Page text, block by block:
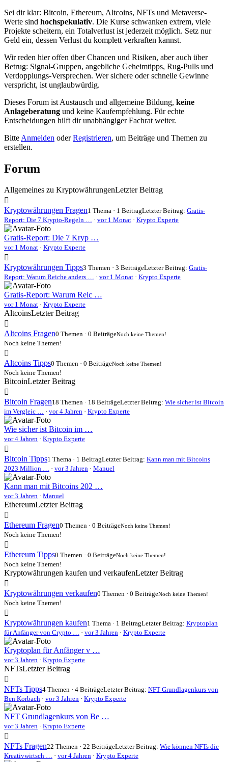
Sei dir klar: Bitcoin, Ethereum, Altcoins, NFTs und Metaverse-
Werte sind hochspekulativ. Die Kurse schwanken extrem, viele
Projekte scheitern, ein Totalverlust ist jederzeit möglich. Setz nur
Geld ein, dessen Verlust du komplett verkraften kannst.
Wir reden hier offen über Chancen und Risiken, aber auch über
Betrug: Signal-Gruppen, angebliche Geheimtipps, Rug-Pulls und
Verdopplungs-Versprechen. Wer sichere oder schnelle Gewinne
verspricht, ist unglaubwürdig.
Dieses Forum ist Austausch und allgemeine Bildung, keine
Anlageberatung und keine Kaufempfehlung. Für echte
Entscheidungen hilft dir unabhängiger Fachrat weiter.
Bitte Anmelden oderRegistrieren, um Beiträge und Themen zu
erstellen.
Forum
Allgemeines zu KryptowährungenLetzter Beitrag
Kryptowährungen Fragen1 Thema · 1 BeitragLetzter Beitrag: Gratis-
Report: Die 7 Krypto-Regeln … · vor 1 Monat · Krypto Experte
Gratis-Report: Die 7 Kryp …
vor 1 Monat · Krypto Experte
Kryptowährungen Tipps3 Themen · 3 BeiträgeLetzter Beitrag: Gratis-
Report: Warum Reiche anders … · vor 1 Monat · Krypto Experte
Gratis-Report: Warum Reic …
vor 1 Monat · Krypto Experte
AltcoinsLetzter Beitrag
Altcoins Fragen0 Themen · 0 BeiträgeNoch keine Themen!
Noch keine Themen!
Altcoins Tipps0 Themen · 0 BeiträgeNoch keine Themen!
Noch keine Themen!
BitcoinLetzter Beitrag
Bitcoin Fragen18 Themen · 18 BeiträgeLetzter Beitrag: Wie sicher ist Bitcoin
im Vergleic … · vor 4 Jahren · Krypto Experte
Wie sicher ist Bitcoin im …
vor 4 Jahren · Krypto Experte
Bitcoin Tipps1 Thema · 1 BeitragLetzter Beitrag: Kann man mit Bitcoins
2023 Million … · vor 3 Jahren · Manuel
Kann man mit Bitcoins 202 …
vor 3 Jahren · Manuel
EthereumLetzter Beitrag
Ethereum Fragen0 Themen · 0 BeiträgeNoch keine Themen!
Noch keine Themen!
Ethereum Tipps0 Themen · 0 BeiträgeNoch keine Themen!
Noch keine Themen!
Kryptowährungen kaufen und verkaufenLetzter Beitrag
Kryptowährungen verkaufen0 Themen · 0 BeiträgeNoch keine Themen!
Noch keine Themen!
Kryptowährungen kaufen1 Thema · 1 BeitragLetzter Beitrag: Kryptoplan
für Anfänger von Crypto … · vor 3 Jahren · Krypto Experte
Kryptoplan für Anfänger v …
vor 3 Jahren · Krypto Experte
NFTsLetzter Beitrag
NFTs Tipps4 Themen · 4 BeiträgeLetzter Beitrag: NFT Grundlagenkurs von
Ben Korbach · vor 3 Jahren · Krypto Experte
NFT Grundlagenkurs von Be …
vor 3 Jahren · Krypto Experte
NFTs Fragen22 Themen · 22 BeiträgeLetzter Beitrag: Wie können NFTs die
Kreativwirtsch … · vor 4 Jahren · Krypto Experte